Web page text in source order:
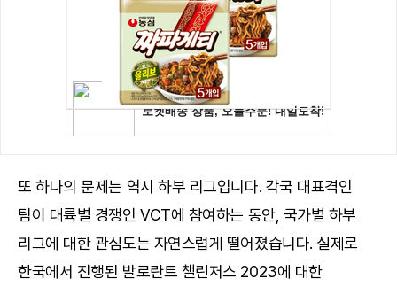
또 하나의 문제는 역시 하부 리그입니다. 각국 대표격인
팀이 대륙별 경쟁인 VCT에 참여하는 동안, 국가별 하부
리그에 대한 관심도는 자연스럽게 떨어졌습니다. 실제로
한국에서 진행된 발로란트 챌린저스 2023에 대한